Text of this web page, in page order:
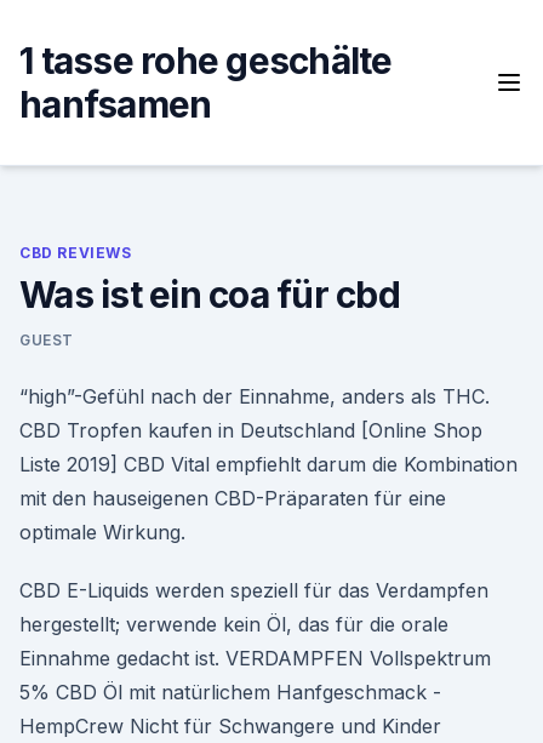
content
1 tasse rohe geschälte
hanfsamen
CBD REVIEWS
Was ist ein coa für cbd
GUEST
“high”-Gefühl nach der Einnahme, anders als THC.
CBD Tropfen kaufen in Deutschland [Online Shop
Liste 2019] CBD Vital empfiehlt darum die Kombination
mit den hauseigenen CBD-Präparaten für eine
optimale Wirkung.
CBD E-Liquids werden speziell für das Verdampfen
hergestellt; verwende kein Öl, das für die orale
Einnahme gedacht ist. VERDAMPFEN Vollspektrum
5% CBD Öl mit natürlichem Hanfgeschmack -
HempCrew Nicht für Schwangere und Kinder